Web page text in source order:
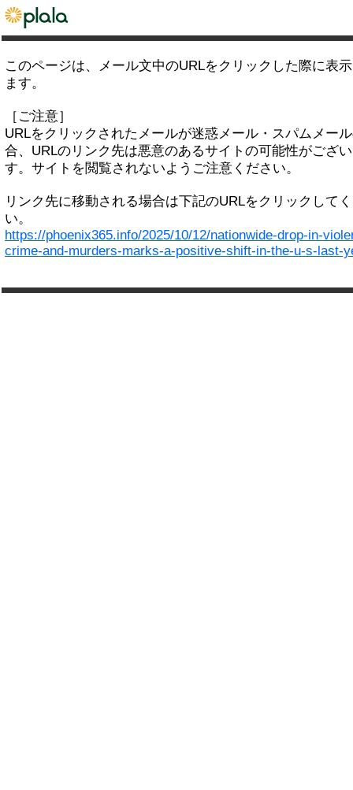
このページは、メール文中のURLをクリックした際に表
ます。
［ご注意］
URLをクリックされたメールが迷惑メール・スパムメー
合、URLのリンク先は悪意のあるサイトの可能性がござ
す。サイトを閲覧されないようご注意ください。
リンク先に移動される場合は下記のURLをクリックして
い。
https://phoenix365.info/2025/10/12/nationwide-drop-in-
crime-and-murders-marks-a-positive-shift-in-the-u-s-last-